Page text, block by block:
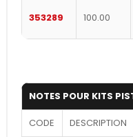
353289 100.00
NOTES POUR KITS
CODE DESCRIPTION